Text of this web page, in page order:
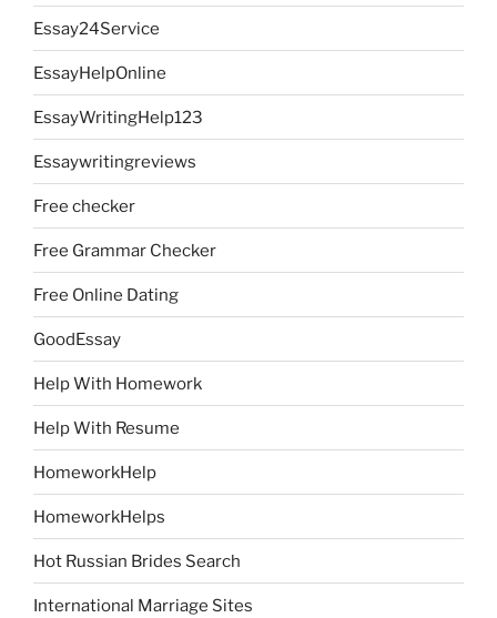
Essay24Service
EssayHelpOnline
EssayWritingHelp123
Essaywritingreviews
Free checker
Free Grammar Checker
Free Online Dating
GoodEssay
Help With Homework
Help With Resume
HomeworkHelp
HomeworkHelps
Hot Russian Brides Search
International Marriage Sites